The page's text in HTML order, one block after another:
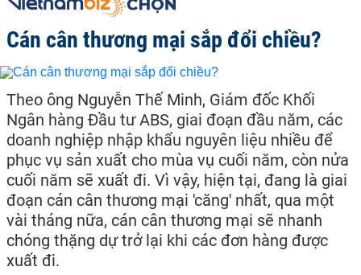
Cán cân thương mại sắp đổi chiều?
Theo ông Nguyễn Thế Minh, Giám đốc Khối
Ngân hàng Đầu tư ABS, giai đoạn đầu năm, các
doanh nghiệp nhập khẩu nguyên liệu nhiều để
phục vụ sản xuất cho mùa vụ cuối năm, còn nửa
cuối năm sẽ xuất đi. Vì vậy, hiện tại, đang là giai
đoạn cán cân thương mại 'căng' nhất, qua một
vài tháng nữa, cán cân thương mại sẽ nhanh
chóng thặng dự trở lại khi các đơn hàng được
xuất đi.